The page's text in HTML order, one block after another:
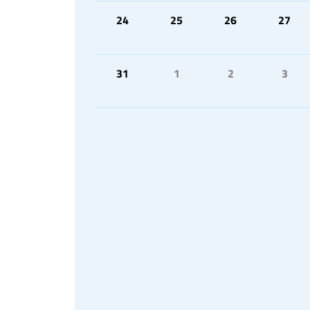
24 25 26 27
31 1 2 3